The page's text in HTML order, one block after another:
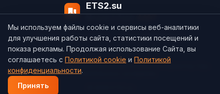
ETS2.su
О нас Контакты support@ets2.su
Политика конфиденциальности
Пользовательское соглашение
Мы используем файлы cookie и сервисы веб-аналитики
для улучшения работы сайта, статистики посещений и
показа рекламы. Продолжая использование Сайта, вы
соглашаетесь с Политикой cookie и Политикой
конфиденциальности.
Принять